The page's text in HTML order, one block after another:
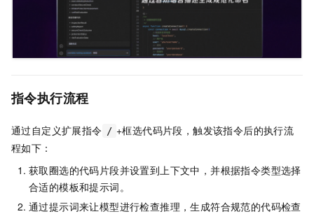
指令执行流程
通过自定义扩展指令 / +框选代码片段，触发该指令后的执行流
程如下：
获取圈选的代码片段并设置到上下文中，并根据指令类型选择
合适的模板和提示词。
通过提示词来让模型进行检查推理，生成符合规范的代码检查